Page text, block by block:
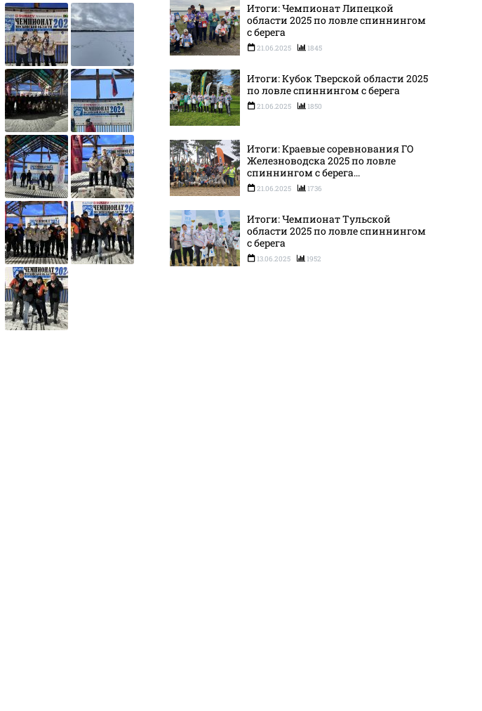
Итоги: Чемпионат Липецкой
области 2025 по ловле спиннингом
с берега
21.06.2025 1845
Итоги: Кубок Тверской области 2025
по ловле спиннингом с берега
21.06.2025 1850
Итоги: Краевые соревнования ГО
Железноводска 2025 по ловле
спиннингом с берега...
21.06.2025 1736
Итоги: Чемпионат Тульской
области 2025 по ловле спиннингом
с берега
13.06.2025 1952